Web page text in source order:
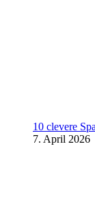
10 clevere
7. April 2026